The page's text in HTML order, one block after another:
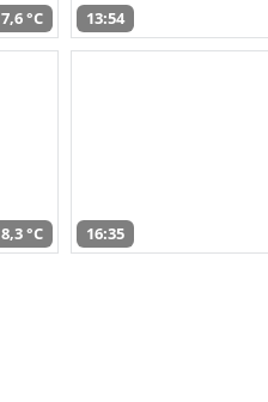
7,6 °C 13:54
8,3 °C 16:35